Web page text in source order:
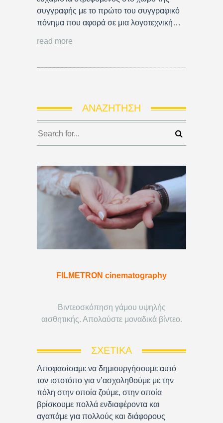
συγγραφής με το πρώτο του συγγραφικό
πόνημα που αφορά σε μια λογοτεχνική…
read more
ΑΝΑΖΉΤΗΣΗ
FILMETRON cinematography
Βιντεοσκόπηση γάμου υψηλής
αισθητικής. Απολαύστε μοναδικά βίντεο.
ΣΧΕΤΙΚΆ
Αποφασίσαμε να δημιουργήσουμε αυτό
τον ιστοτόπο για ν’ασχοληθούμε με την
πόλη στην οποία ζούμε, στην οποία
βρίσκουμε πολλά ενδιαφέροντα και
αγαπάμε για πολλούς και διάφορους